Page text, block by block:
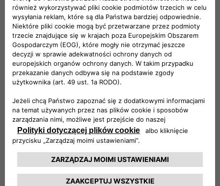
Clickar oferuje szeroką gamę używanych pojazdów
firmowych.